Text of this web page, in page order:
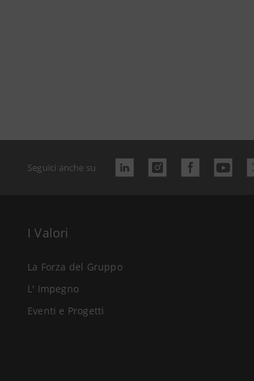
Seguici anche su
I Valori
La Forza del Gruppo
L' Impegno
Eventi e Progetti